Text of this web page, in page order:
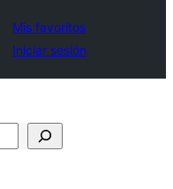
Mis favoritos
Iniciar sesión